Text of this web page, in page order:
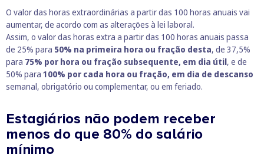
O valor das horas extraordinárias a partir das 100 horas anuais vai
aumentar, de acordo com as alterações à lei laboral.
Assim, o valor das horas extra a partir das 100 horas anuais passa
de 25% para 50% na primeira hora ou fração desta, de 37,5%
para 75% por hora ou fração subsequente, em dia útil, e de
50% para 100% por cada hora ou fração, em dia de descanso
semanal, obrigatório ou complementar, ou em feriado.
Estagiários não podem receber
menos do que 80% do salário
mínimo